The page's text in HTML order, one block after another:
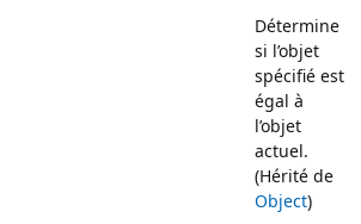
Détermine
si l’objet
spécifié est
égal à
l’objet
actuel.
(Hérité de
Object)